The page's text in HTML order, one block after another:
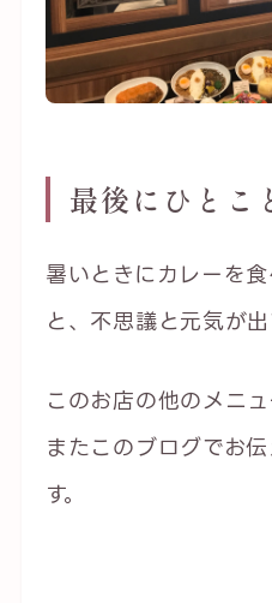
最後にひとこ
暑いときにカレーを
と、不思議と元気が出
このお店の他のメニュ
またこのブログでお
す。